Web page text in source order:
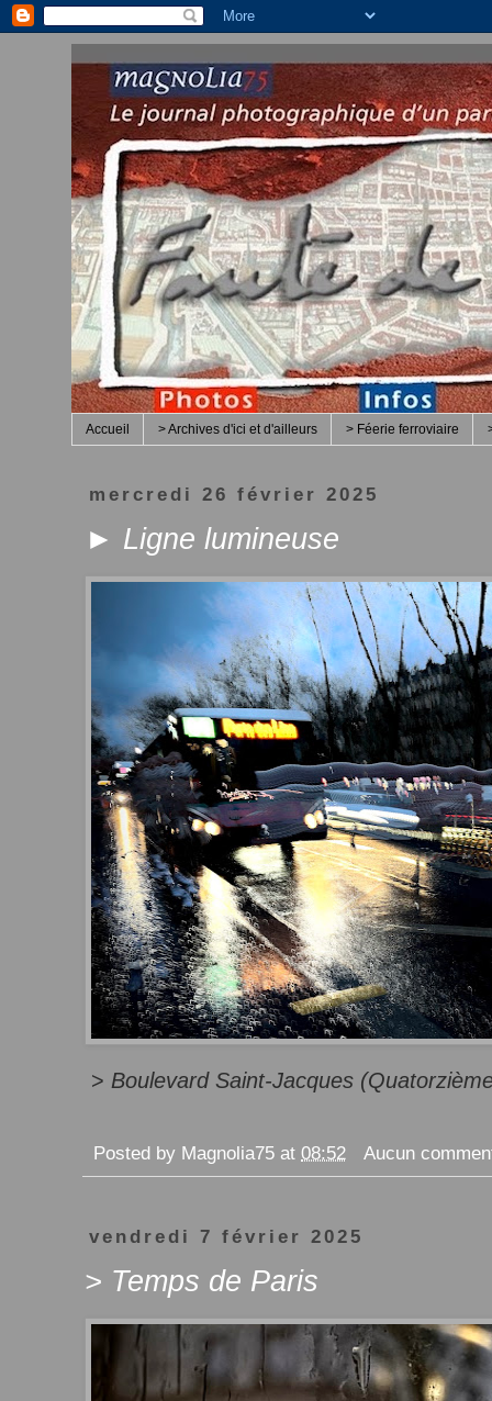
Accueil > Archives d'ici et d'ailleurs > Féerie ferroviaire
mercredi 26 février 2025
► Ligne lumineuse
> Boulevard Saint-Jacques
Posted by Magnolia75 at 08:52 Aucun
vendredi 7 février 2025
> Temps de Paris